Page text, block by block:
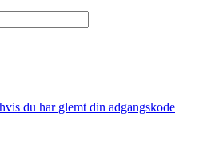
du har glemt din adgangskode